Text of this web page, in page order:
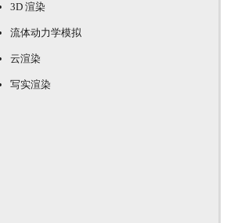
3D 渲染
流体动力学模拟
云渲染
写实渲染